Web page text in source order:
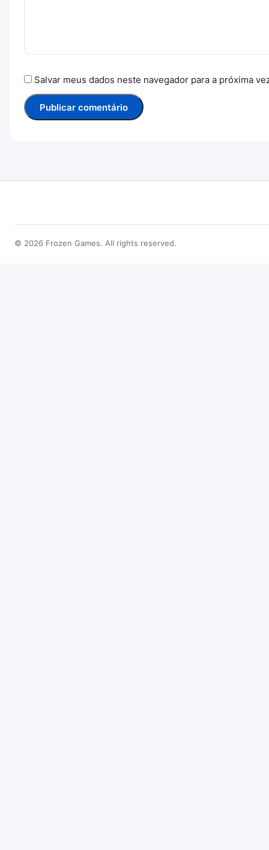
Salvar meus dados neste navegador para a próxima
© 2026 Frozen Games. All rights reserved.